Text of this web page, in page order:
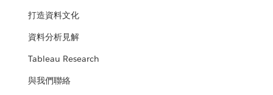
打造資料文化
資料分析見解
Tableau Research
與我們聯絡